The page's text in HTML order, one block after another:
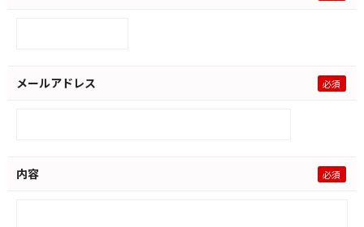
メールアドレス
内容